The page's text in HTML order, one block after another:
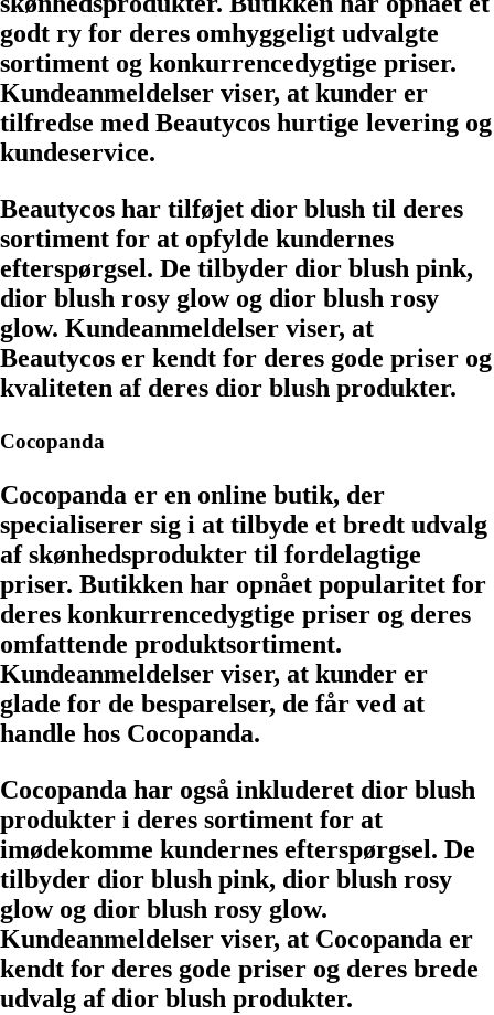
godt ry for deres omhyggeligt udvalgte
sortiment og konkurrencedygtige priser.
Kundeanmeldelser viser, at kunder er
tilfredse med Beautycos hurtige levering og
kundeservice.
Beautycos har tilføjet dior blush til deres
sortiment for at opfylde kundernes
efterspørgsel. De tilbyder dior blush pink,
dior blush rosy glow og dior blush rosy
glow. Kundeanmeldelser viser, at
Beautycos er kendt for deres gode priser og
kvaliteten af deres dior blush produkter.
Cocopanda
Cocopanda er en online butik, der
specialiserer sig i at tilbyde et bredt udvalg
af skønhedsprodukter til fordelagtige
priser. Butikken har opnået popularitet for
deres konkurrencedygtige priser og deres
omfattende produktsortiment.
Kundeanmeldelser viser, at kunder er
glade for de besparelser, de får ved at
handle hos Cocopanda.
Cocopanda har også inkluderet dior blush
produkter i deres sortiment for at
imødekomme kundernes efterspørgsel. De
tilbyder dior blush pink, dior blush rosy
glow og dior blush rosy glow.
Kundeanmeldelser viser, at Cocopanda er
kendt for deres gode priser og deres brede
udvalg af dior blush produkter.